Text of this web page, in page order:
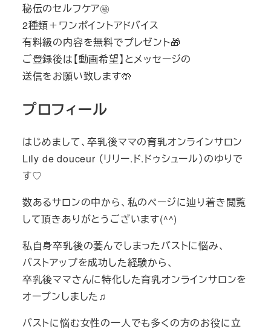
秘伝のセルフケア㊙️
2種類＋ワンポイントアドバイス
有料級の内容を無料でプレゼント🎁
ご登録後は【動画希望】とメッセージの
送信をお願い致します🤲
プロフィール
はじめまして、卒乳後ママの育乳オンラインサロン
Lily de douceur （リリー.ド.ドゥシュール）のゆりで
す♡
数あるサロンの中から、私のページに辿り着き閲覧
して頂きありがとうございます(^^)
私自身卒乳後の萎んでしまったバストに悩み、
バストアップを成功した経験から、
卒乳後ママさんに特化した育乳オンラインサロンを
オープンしました♫
バストに悩む女性の一人でも多くの方のお役に立